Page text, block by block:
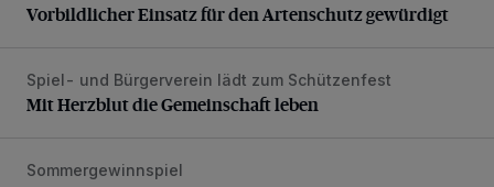
Vorbildlicher Einsatz für den Artenschutz gewürdigt
Mit Herzblut die Gemeinschaft leben
Spiel- und Bürgerverein lädt zum Schützenfest
Mit Herzblut die Gemeinschaft leben
Die schönsten Sommermomente gesucht
Sommergewinnspiel